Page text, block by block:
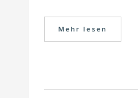
Mehr lesen